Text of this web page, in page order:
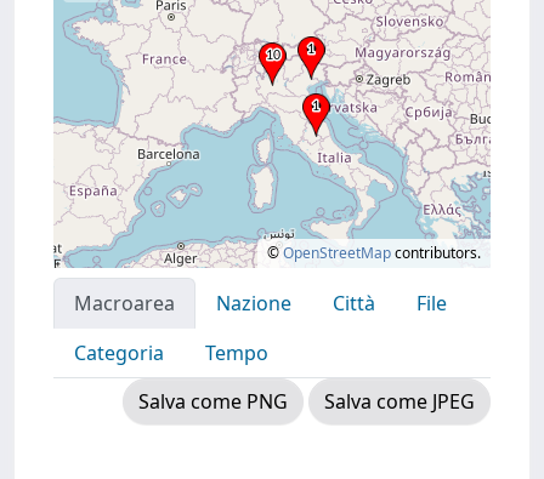
©OpenStreetMapcontributors.
Macroarea Nazione Città
File
Categoria
Tempo
Salva come PNG
Salva come JPEG